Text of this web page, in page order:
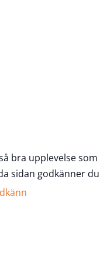
bra upplevelse som
sidan godkänner du